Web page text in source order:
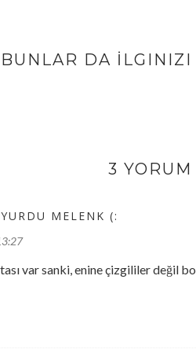
BUNLAR DA
3 YORUM
MELENK (:
var sanki, enine çizgililer değil